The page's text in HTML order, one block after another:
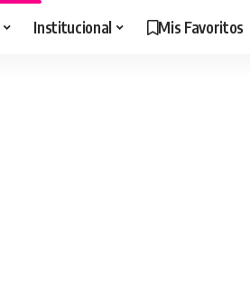
Institucional Mis Favoritos